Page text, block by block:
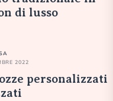
di lusso
2022
personalizzati